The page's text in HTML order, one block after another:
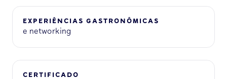
EXPERIÊNCIAS GASTRONÔMICAS
e networking
CERTIFICADO